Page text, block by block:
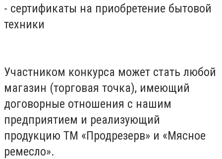
- сертификаты на приобретение бытовой
техники
Участником конкурса может стать любой
магазин (торговая точка), имеющий
договорные отношения с нашим
предприятием и реализующий
продукцию ТМ «Продрезерв» и «Мясное
ремесло».